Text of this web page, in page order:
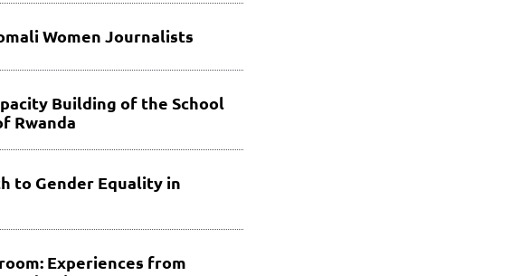
Women Journalists
Building of the School
Rwanda
to Gender Equality in
Experiences from